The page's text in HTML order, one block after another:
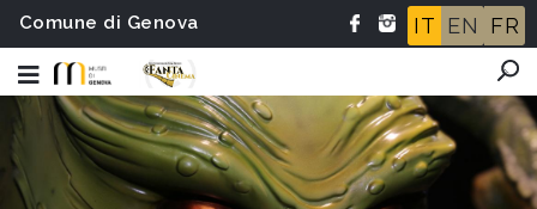
Comune di Genova IT EN FR